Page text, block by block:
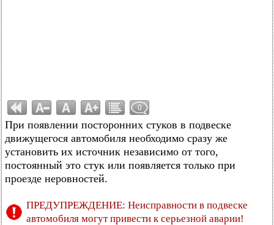
0
При появлении посторонних стуков в подвеске
движущегося автомобиля необходимо сразу же
установить их источник независимо от того,
постоянный это стук или появляется только при
проезде неровностей.
ПРЕДУПРЕЖДЕНИЕ: Неисправности в подвеске
автомобиля могут привести к серьезной аварии!